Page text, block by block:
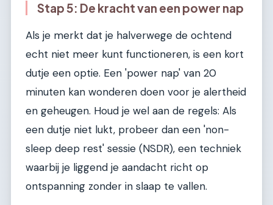
Stap 5: De kracht van een power nap
Als je merkt dat je halverwege de ochtend
echt niet meer kunt functioneren, is een kort
dutje een optie. Een 'power nap' van 20
minuten kan wonderen doen voor je alertheid
en geheugen. Houd je wel aan de regels: Als
een dutje niet lukt, probeer dan een 'non-
sleep deep rest' sessie (NSDR), een techniek
waarbij je liggend je aandacht richt op
ontspanning zonder in slaap te vallen.